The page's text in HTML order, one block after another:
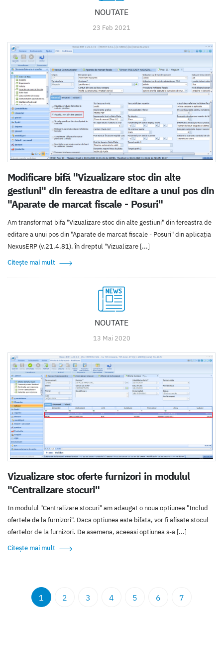
NOUTATE
23 Feb 2021
Modificare bifă "Vizualizare stoc din alte
gestiuni" din fereastra de editare a unui pos din
"Aparate de marcat fiscale - Posuri"
Am transformat bifa "Vizualizare stoc din alte gestiuni" din fereastra de
editare a unui pos din "Aparate de marcat fiscale - Posuri" din aplicația
NexusERP (v.21.4.81), în dreptul "Vizualizare [...]
Citește mai mult
NOUTATE
13 Mai 2020
Vizualizare stoc oferte furnizori in modulul
"Centralizare stocuri"
In modulul "Centralizare stocuri" am adaugat o noua optiunea "Includ
ofertele de la furnizori". Daca optiunea este bifata, vor fi afisate stocul
ofertelor de la furnizori. De asemena, aceeasi optiunea s-a [...]
Citește mai mult
1 2 3 4 5 6 7